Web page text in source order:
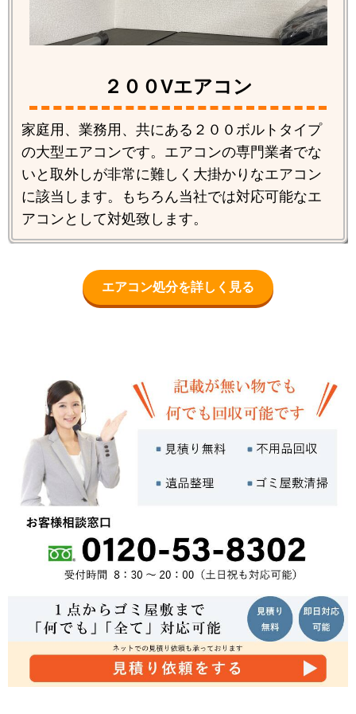
２００Vエアコン
家庭用、業務用、共にある２００ボルトタイプ
の大型エアコンです。エアコンの専門業者でな
いと取外しが非常に難しく大掛かりなエアコン
に該当します。もちろん当社では対応可能なエ
アコンとして対処致します。
エアコン処分を詳しく見る